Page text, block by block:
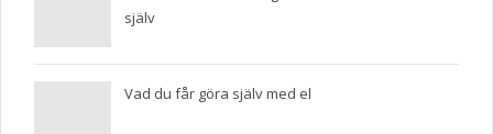
själv
Vad du får göra själv med el